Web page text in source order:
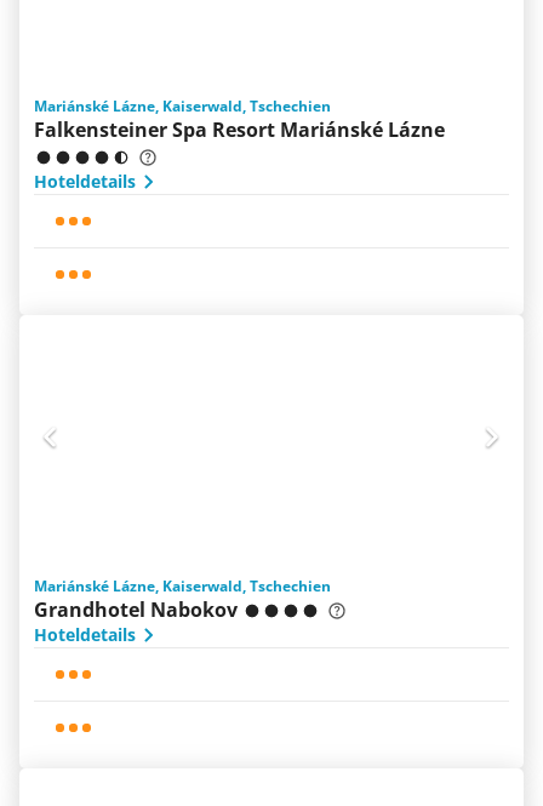
Mariánské Lázne, Kaiserwald, Tschechien
Falkensteiner Spa Resort Mariánské Lázne
Hoteldetails
Mariánské Lázne, Kaiserwald, Tschechien
Grandhotel Nabokov
Hoteldetails